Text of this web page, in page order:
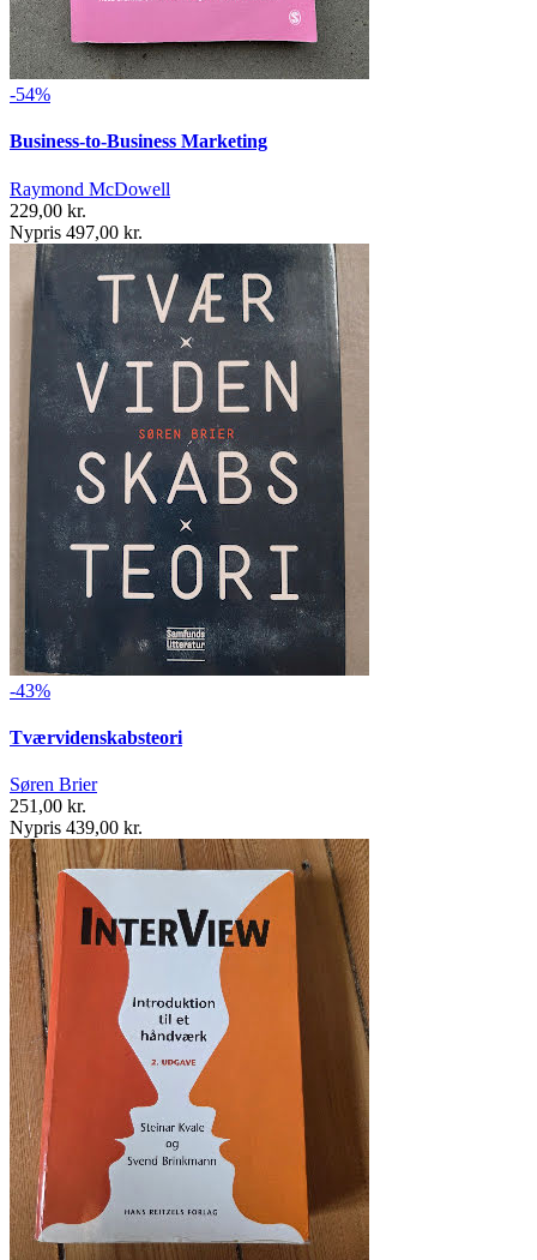
-54%
Business-to-Business Marketing
Raymond McDowell
229,00 kr.
Nypris 497,00 kr.
-43%
Tværvidenskabsteori
Søren Brier
251,00 kr.
Nypris 439,00 kr.